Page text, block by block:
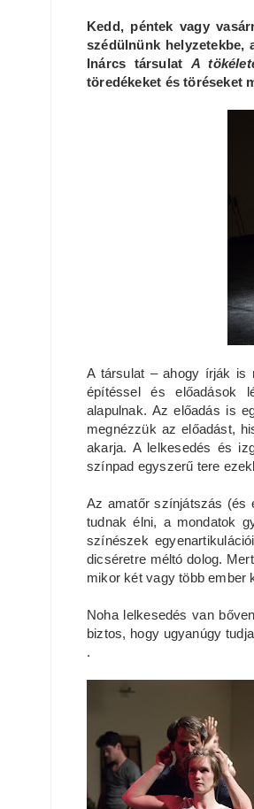
Kedd, péntek vagy
szédülnünk helyzetekbe,
Inárcs társulat A
töredékeket és töréseket
A társulat – ahogy írják is
építéssel és előadások
alapulnak. Az előadás is
megnézzük az előadást,
akarja. A lelkesedés és
színpad egyszerű tere
Az amatőr színjátszás (és
tudnak élni, a mondatok
színészek
dicséretre méltó dolog.
mikor két vagy több
Noha lelkesedés van
biztos, hogy ugyanúgy
.